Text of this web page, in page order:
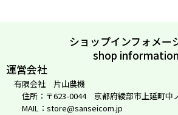
ショップインフォメー
shop information
運営会社
有限会社 片山農機
住所：〒623-0044 京都府綾部市上延町中
MAIL：store@sanseicom.jp